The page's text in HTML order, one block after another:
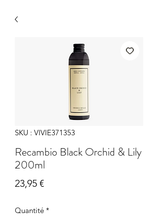
SKU : VIVIE371353
Recambio Black Orchid & Lily
200ml
23,95 €Prix
Quantité *